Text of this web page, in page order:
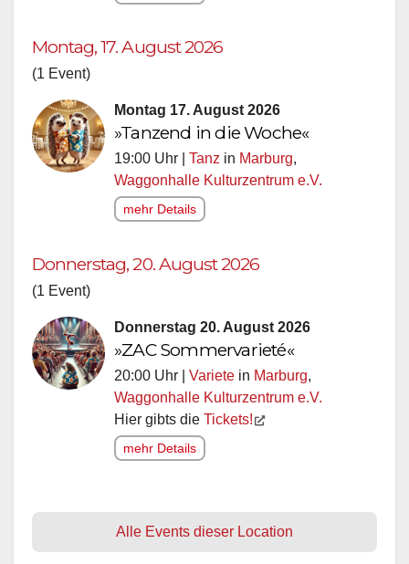
Montag, 17. August 2026
(1 Event)
Montag 17. August 2026
»Tanzend in die Woche«
19:00 Uhr | Tanz in Marburg,
Waggonhalle Kulturzentrum e.V.
mehr Details
Donnerstag, 20. August 2026
(1 Event)
Donnerstag 20. August 2026
»ZAC Sommervarieté«
20:00 Uhr | Variete in Marburg,
Waggonhalle Kulturzentrum e.V.
Hier gibts die Tickets!
mehr Details
Alle Events dieser Location